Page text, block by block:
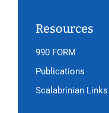
Resources
990 FORM
Publications
Scalabrinian Links